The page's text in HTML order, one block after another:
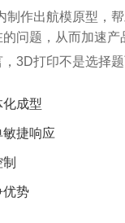
制作出航模原型，
问题，从而加速产
3D打印不是选择
成型
捷响应
制
优势